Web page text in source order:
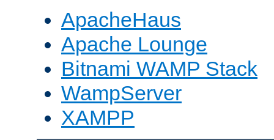
ApacheHaus
Apache Lounge
Bitnami WAMP Stack
WampServer
XAMPP